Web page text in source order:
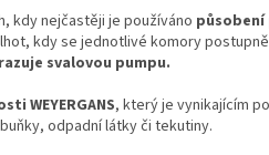
kdy nejčastěji je používáno
kdy se jednotlivé komory
svalovou pumpu.
WEYERGANS, který je vynikajícím
odpadní látky či tekutiny.